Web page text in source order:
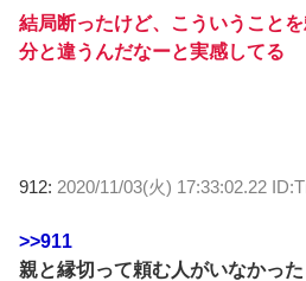
結局断ったけど、こういうこと
分と違うんだなーと実感してる
912: 2020/11/03(火) 17:33:02.22
>>911
親と縁切って頼む人がいなかっ